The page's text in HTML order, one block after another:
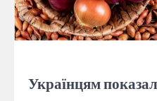
Українцям